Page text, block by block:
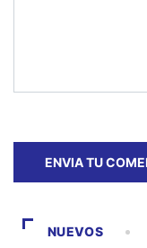
NUEVOS